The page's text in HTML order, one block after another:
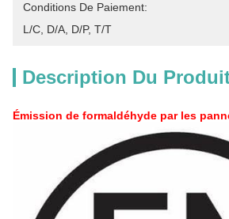
Conditions De Paiement:
L/C, D/A, D/P, T/T
Description Du
Émission de formaldéhyde par les